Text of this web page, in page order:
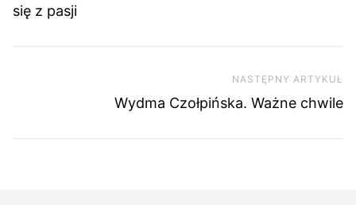
się z pasji
NASTĘPNY ARTYKUŁ
Wydma Czołpińska. Ważne chwile